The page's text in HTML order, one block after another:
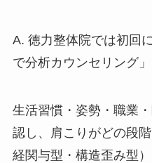
A. 徳力整体院では初回
で分析カウンセリング」
生活習慣・姿勢・職業
認し、肩こりがどの段
経関与型・構造歪み型）